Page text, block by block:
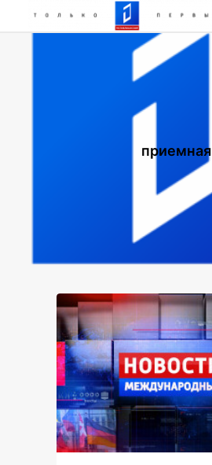
приемная